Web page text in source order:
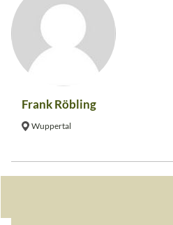
Frank Röbling
Wuppertal